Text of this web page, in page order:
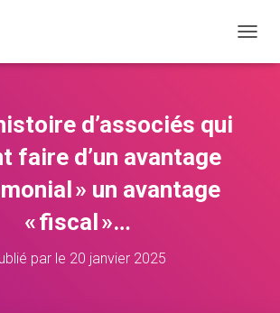
É
d’associés qui
faire d’un avantage
» un avantage
« fiscal »…
par le 20 janvier 2025